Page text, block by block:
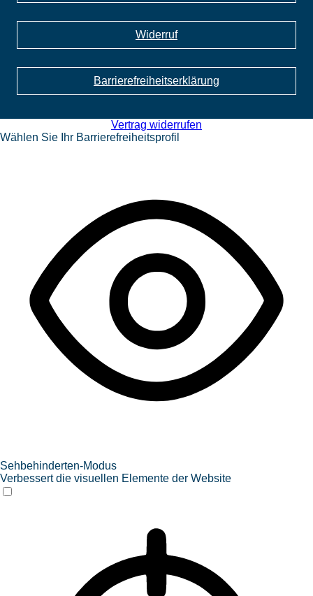
Widerruf
Barrierefreiheits­erklärung
Vertrag widerrufen
Wählen Sie Ihr Barrierefreiheitsprofil
Sehbehinderten-Modus
Verbessert die visuellen Elemente der Website